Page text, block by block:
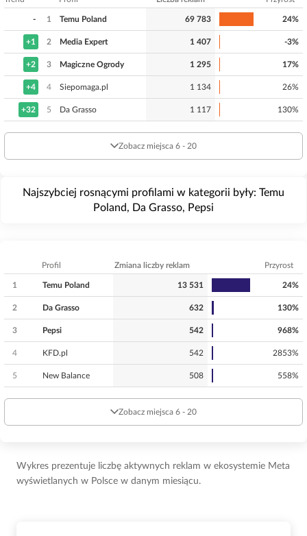
- 1 Temu Poland 69 783 24%
+1 2 Media Expert 1 407 -3%
+2 3 Magiczne Ogrody 1 295 17%
+4 4 Siepomaga.pl 1 134 26%
+32 5 Da Grasso 1 117 130%
Zobacz miejsca 6 - 20
Najszybciej rosnącymi profilami w kategorii były: Temu
Poland, Da Grasso, Pepsi
Profil Zmiana liczby reklam Przyrost
1 Temu Poland 13 531 24%
2 Da Grasso 632 130%
3 Pepsi 542 968%
4 KFD.pl 542 2853%
5 New Balance 508 558%
Zobacz miejsca 6 - 20
Wykres prezentuje liczbę aktywnych reklam w ekosystemie Meta
wyświetlanych w Polsce w danym miesiącu.